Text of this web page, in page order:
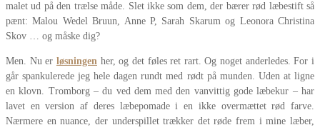
malet ud på den trælse måde. Slet ikke som dem, der bærer rød læbestift så
pænt: Malou Wedel Bruun, Anne P, Sarah Skarum og Leonora Christina
Skov … og måske dig?
Men. Nu er løsningenher, og det føles ret rart. Og noget anderledes. For i
går spankulerede jeg hele dagen rundt med rødt på munden. Uden at ligne
en klovn. Tromborg – du ved dem med den vanvittig gode læbekur – har
lavet en version af deres læbepomade i en ikke overmættet rød farve.
Nærmere en nuance, der underspillet trækker det røde frem i mine læber,